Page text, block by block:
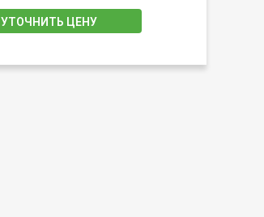
УТОЧНИТЬ ЦЕНУ